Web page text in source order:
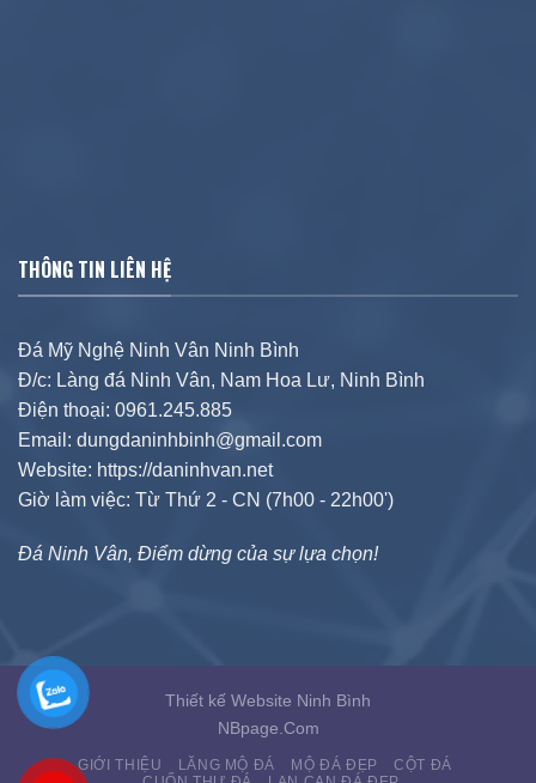
THÔNG TIN LIÊN HỆ
Đá Mỹ Nghệ Ninh Vân Ninh Bình
Đ/c: Làng đá Ninh Vân, Nam Hoa Lư, Ninh Bình
Điện thoại: 0961.245.885
Email: dungdaninhbinh@gmail.com
Website: https://daninhvan.net
Giờ làm việc: Từ Thứ 2 - CN (7h00 - 22h00')
Đá Ninh Vân, Điểm dừng của sự lựa chọn!
Thiết kế Website Ninh Bình
NBpage.Com
GIỚI THIỆU LĂNG MỘ ĐÁ MỘ ĐÁ ĐẸP
CỘT ĐÁ